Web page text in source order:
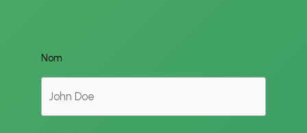
Nom